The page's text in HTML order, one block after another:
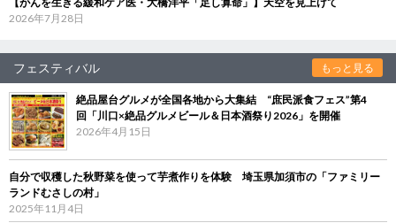
2026年7月28日
フェスティバル もっと見る
絶品屋台グルメが全国各地から大集結 “庶民派食フェス”第4
回「川口×絶品グルメビール＆日本酒祭り2026」を開催
2026年4月15日
自分で収穫した秋野菜を使って芋煮作りを体験 埼玉県加須市の「ファミリー
ランドむさしの村」
2025年11月4日